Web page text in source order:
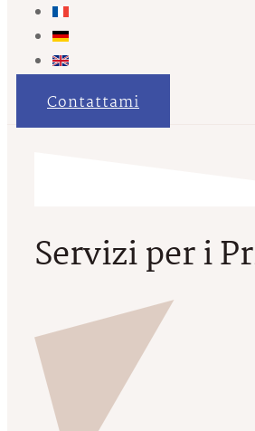
Contattami
Servizi per i